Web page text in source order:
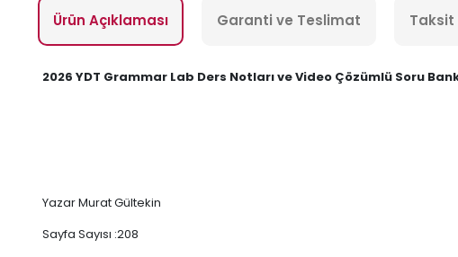
Ürün Açıklaması Garanti ve Teslimat Taksit
2026 YDT Grammar Lab Ders Notları ve Video Çözümlü Soru
Yazar Murat Gültekin
Sayfa Sayısı :208